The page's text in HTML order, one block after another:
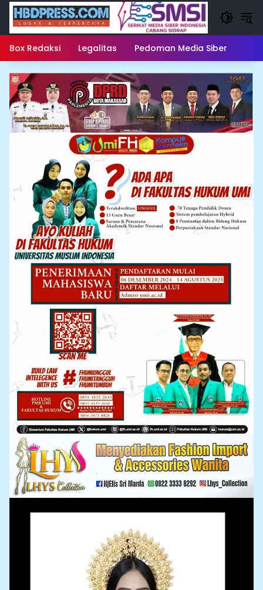
Langsung
konten
Box Redaksi Legalitas Pedoman Media Siber